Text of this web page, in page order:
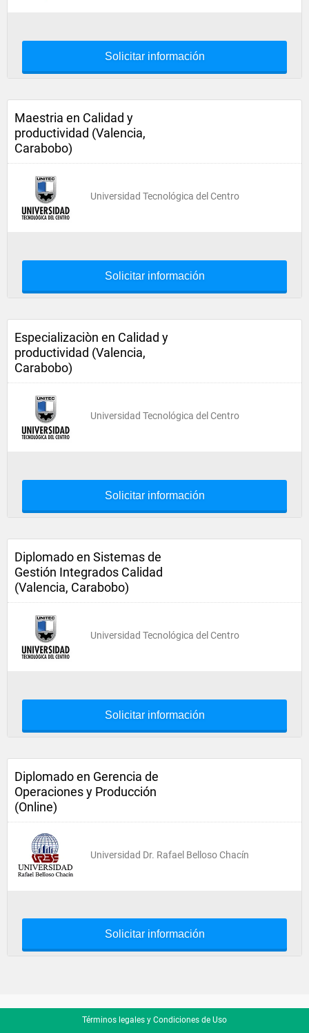
Solicitar información
Maestria en Calidad y
productividad (Valencia,
Carabobo)
Universidad Tecnológica del Centro
Solicitar información
Especializaciòn en Calidad y
productividad (Valencia,
Carabobo)
Universidad Tecnológica del Centro
Solicitar información
Diplomado en Sistemas de
Gestión Integrados Calidad
(Valencia, Carabobo)
Universidad Tecnológica del Centro
Solicitar información
Diplomado en Gerencia de
Operaciones y Producción
(Online)
Universidad Dr. Rafael Belloso Chacín
Solicitar información
Términos legales y Condiciones de Uso